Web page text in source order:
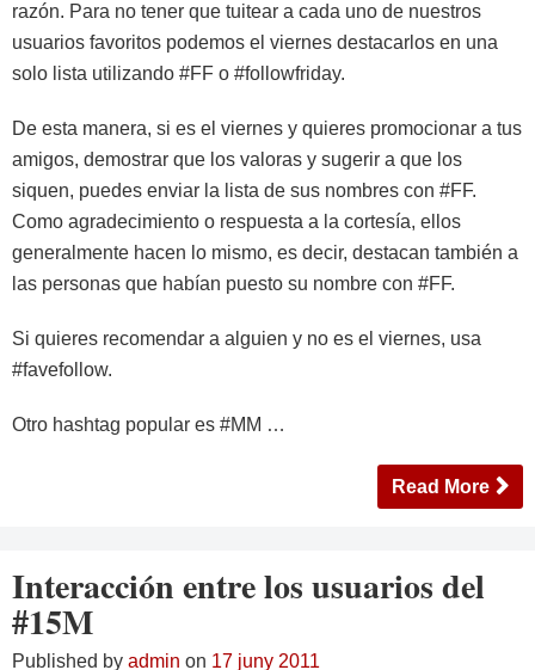
razón. Para no tener que tuitear a cada uno de nuestros
usuarios favoritos podemos el viernes destacarlos en una
solo lista utilizando #FF o #followfriday.
De esta manera, si es el viernes y quieres promocionar a tus
amigos, demostrar que los valoras y sugerir a que los
siquen, puedes enviar la lista de sus nombres con #FF.
Como agradecimiento o respuesta a la cortesía, ellos
generalmente hacen lo mismo, es decir, destacan también a
las personas que habían puesto su nombre con #FF.
Si quieres recomendar a alguien y no es el viernes, usa
#favefollow.
Otro hashtag popular es #MM …
Read More
Interacción entre los usuarios del
#15M
Published by admin on 17 juny 2011